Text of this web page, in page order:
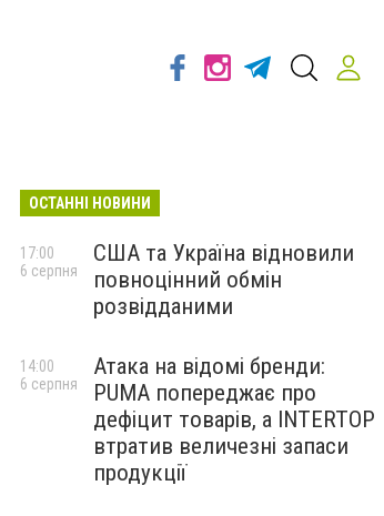
ОСТАННІ НОВИНИ
США та Україна відновили
повноцінний обмін
розвідданими
17:00
6 серпня
Атака на відомі бренди:
PUMA попереджає про
дефіцит товарів, а INTERTOP
втратив величезні запаси
продукції
14:00
6 серпня